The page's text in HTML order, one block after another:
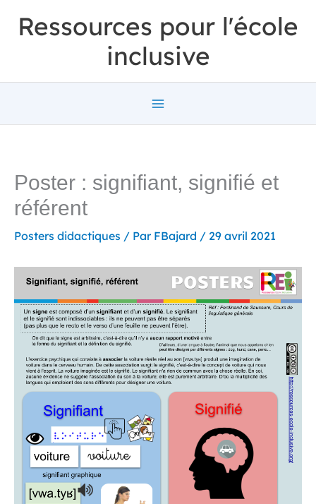
Ressources pour l'école
inclusive
Poster : signifiant, signifié et
référent
Posters didactiques / Par FBajard / 29 avril 2021